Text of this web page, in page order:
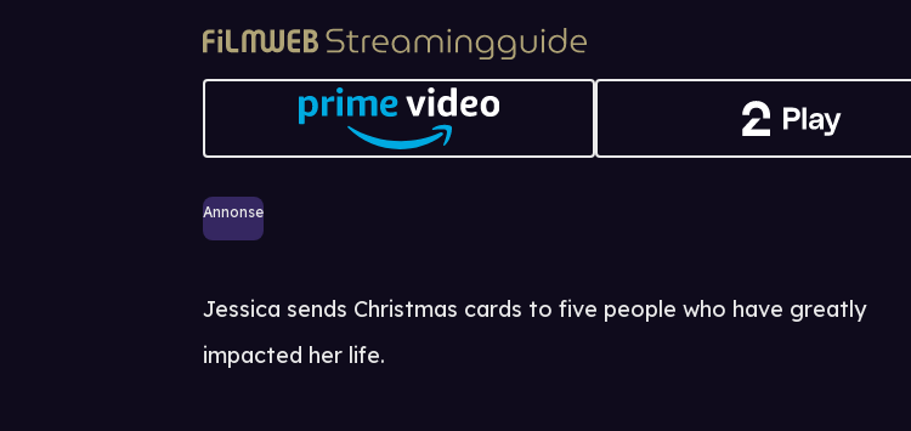
Annonse
Jessica sends Christmas cards to five people who have greatly
impacted her life.